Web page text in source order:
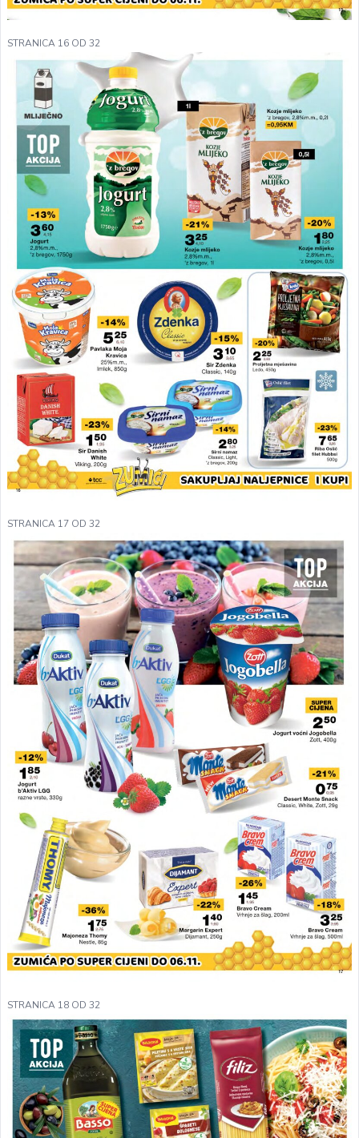
STRANICA 16 OD 32
STRANICA 17 OD 32
STRANICA 18 OD 32